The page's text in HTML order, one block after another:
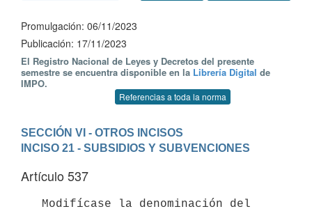
Promulgación: 06/11/2023
Publicación: 17/11/2023
El Registro Nacional de Leyes y Decretos del presente
semestre se encuentra disponible en la Librería Digital de
IMPO.
Referencias a toda la norma
SECCIÓN VI - OTROS INCISOS
INCISO 21 - SUBSIDIOS Y SUBVENCIONES
Artículo 537